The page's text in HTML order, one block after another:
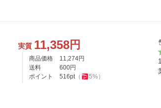
実質 11,358円
商品価格 11,274円
送料
600円
ポイント
516pt（ 5%）